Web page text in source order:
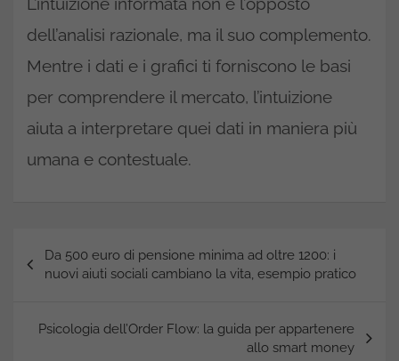
dell’analisi razionale, ma il suo complemento.
Mentre i dati e i grafici ti forniscono le basi
per comprendere il mercato, l’intuizione
aiuta a interpretare quei dati in maniera più
umana e contestuale.
articoli
Da 500 euro di pensione minima ad oltre 1200: i
nuovi aiuti sociali cambiano la vita, esempio pratico
Psicologia dell’Order Flow: la guida per appartenere
allo smart money